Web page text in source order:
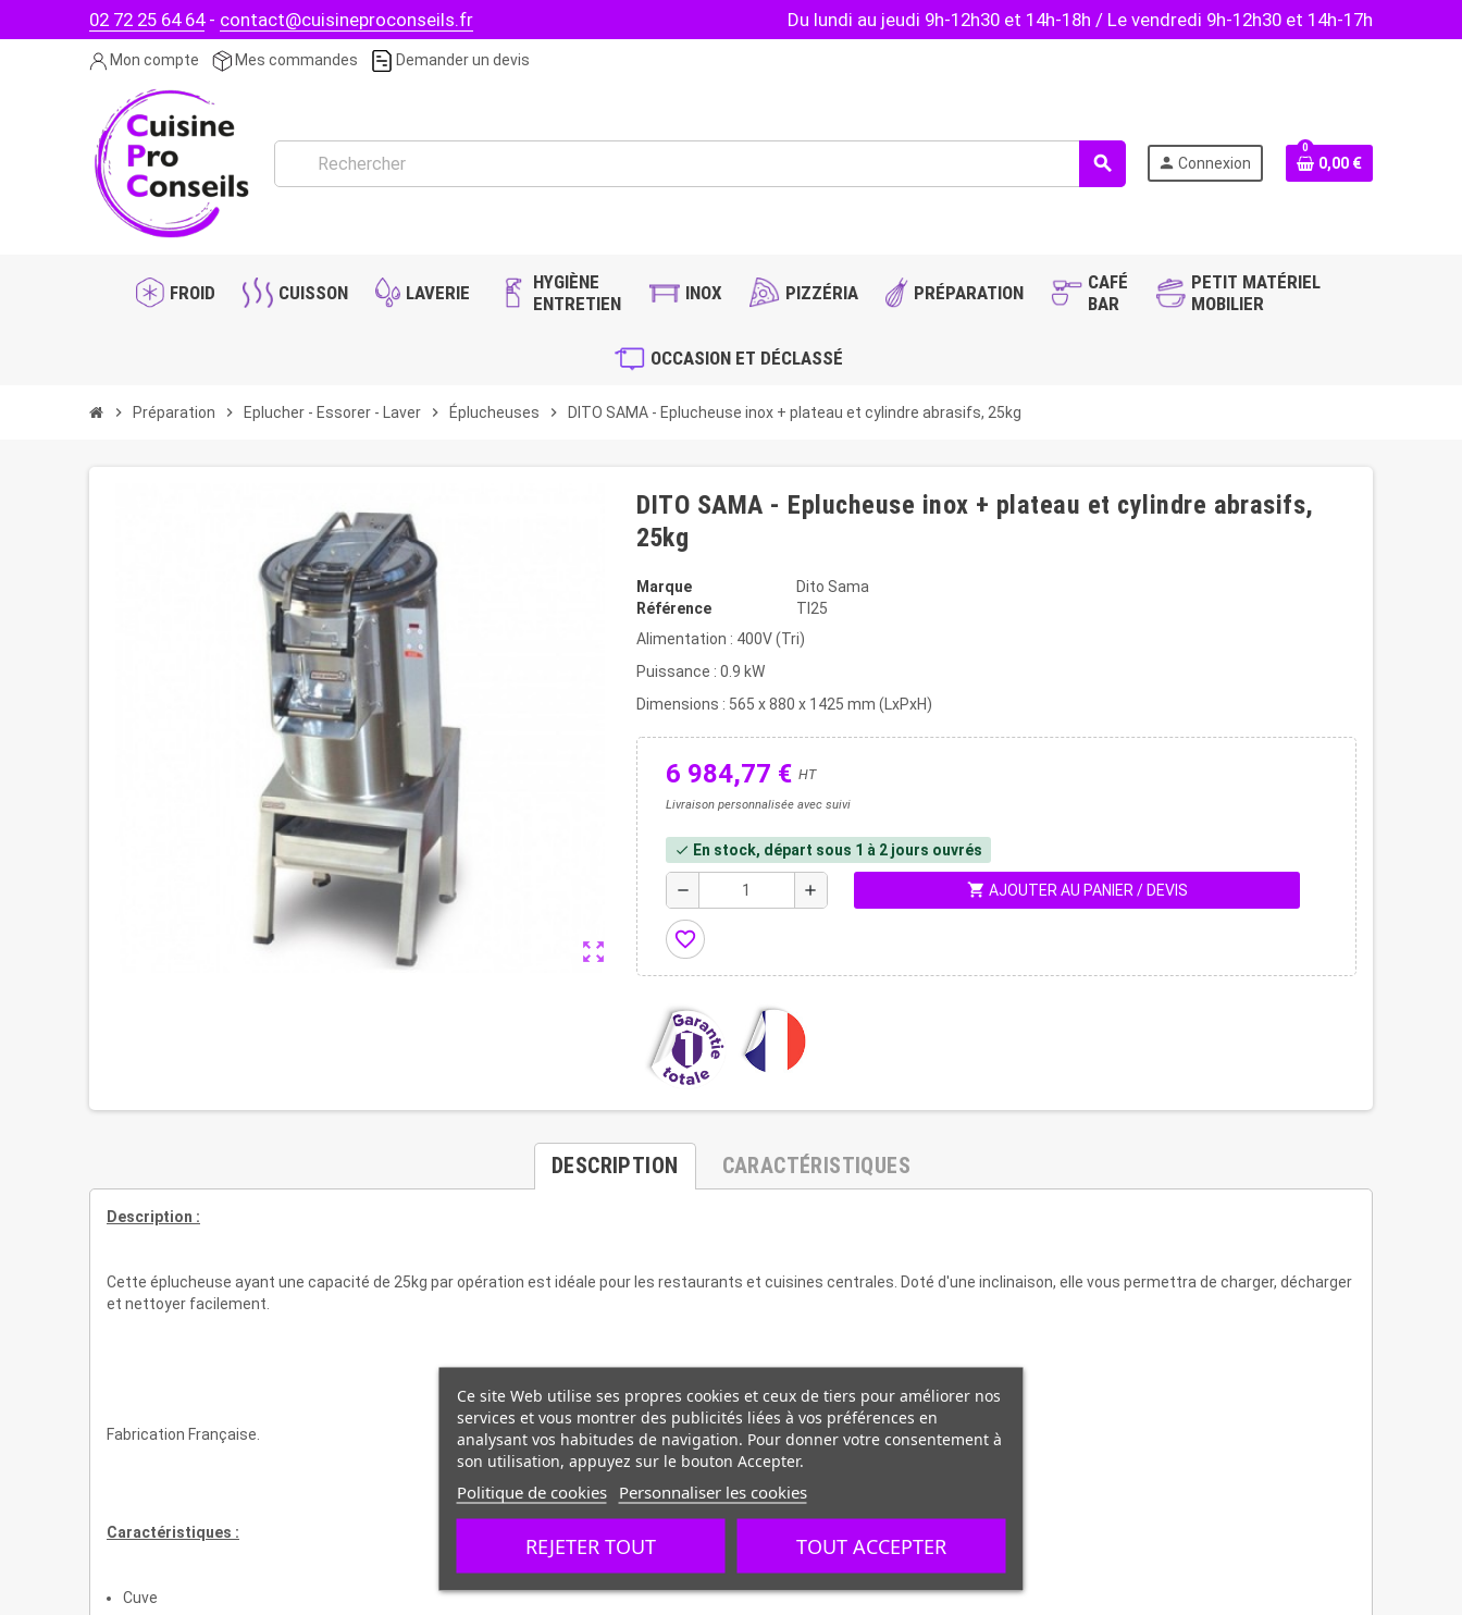
02 72 25 64 64- contact@cuisineproconseils.fr Du lundi au jeudi 9h-12h30 et 14h-18h / Le vendredi 9h-12h30 et 14h-17h
Mon compte Mes commandes Demander un devis
search person Connexion
0
0,00 €
FROID CUISSON LAVERIE
HYGIÈNE
ENTRETIEN
INOX PIZZÉRIA PRÉPARATION
CAFÉ
BAR
PETIT MATÉRIEL
MOBILIER
OCCASION ET DÉCLASSÉ
chevron_right Préparation chevron_right Eplucher - Essorer - Laver chevron_right Éplucheuses chevron_right DITO SAMA - Eplucheuse inox + plateau et cylindre abrasifs, 25kg
zoom_out_map
DITO SAMA - Eplucheuse inox + plateau et cylindre abrasifs,
25kg
Marque
Dito Sama
Référence
TI25
Alimentation : 400V (Tri)
Puissance : 0.9 kW
Dimensions : 565 x 880 x 1425 mm (LxPxH)
6 984,77 € HT
Livraison personnalisée avec suivi
check En stock, départ sous 1 à 2 jours ouvrés
remove add shopping_cart AJOUTER AU PANIER / DEVIS
favorite_border
DESCRIPTION CARACTÉRISTIQUES
Description :
Cette éplucheuse ayant une capacité de 25kg par opération est idéale pour les restaurants et cuisines centrales. Doté d'une inclinaison, elle vous permettra de charger, décharger
et nettoyer facilement.
Fabrication Française.
Caractéristiques :
Cuve
Ce site Web utilise ses propres cookies et ceux de tiers pour améliorer nos
services et vous montrer des publicités liées à vos préférences en
analysant vos habitudes de navigation. Pour donner votre consentement à
son utilisation, appuyez sur le bouton Accepter.
Politique de cookies Personnaliser les cookies
REJETER TOUT TOUT ACCEPTER